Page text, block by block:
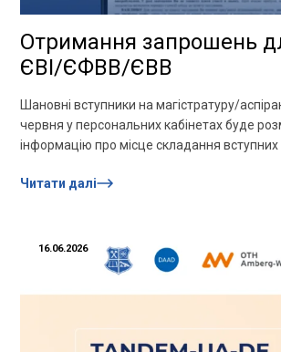
Отримання запрошень
ЄВІ/ЄФВВ/ЄВВ
Шановні вступники на магістратуру/
червня у персональних кабінетах буде
інформацію про місце складання вступних
Читати далі
16.06.2026